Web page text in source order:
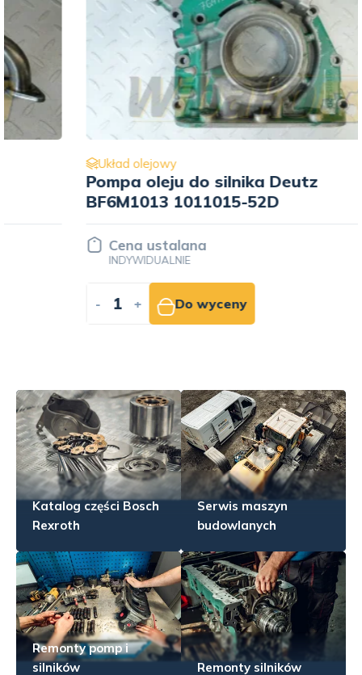
Układ olejowy
Pompa oleju do silnika Deutz
BF6M1013 1011015-52D
Cena ustalana
INDYWIDUALNIE
Do wyceny
Katalog części Bosch
Rexroth
Serwis maszyn
budowlanych
Remonty pomp i
silników
Remonty silników